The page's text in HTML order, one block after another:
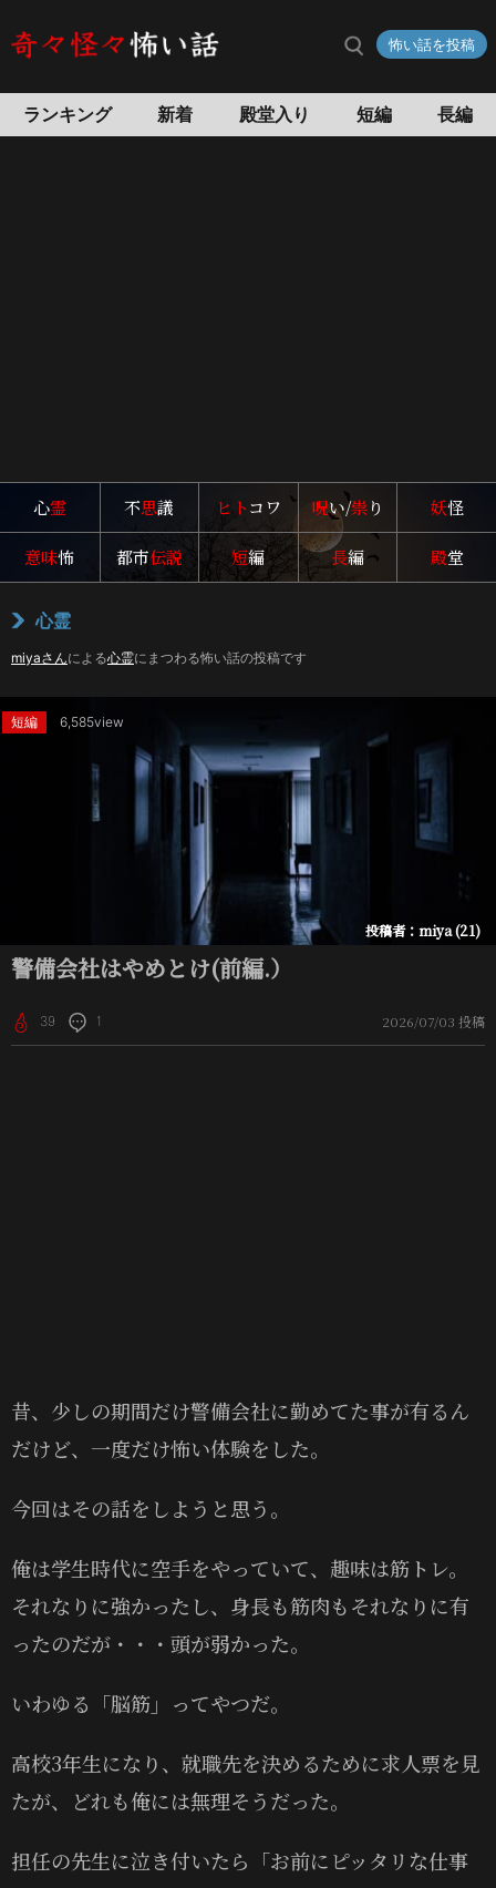
怖い話を投稿
ランキング 新着 殿堂入り 短編 長編
心霊 不思議 ヒトコワ 呪い/祟り 妖怪
意味怖 都市伝説 短編 長編 殿堂
心霊
miyaさんによる心霊にまつわる怖い話の投稿です
投稿者：miya (21)
短編 6,585view
警備会社はやめとけ(前編.）
39 1 2026/07/03 投稿
昔、少しの期間だけ警備会社に勤めてた事が有るん
だけど、一度だけ怖い体験をした。
今回はその話をしようと思う。
俺は学生時代に空手をやっていて、趣味は筋トレ。
それなりに強かったし、身長も筋肉もそれなりに有
ったのだが・・・頭が弱かった。
いわゆる「脳筋」ってやつだ。
高校3年生になり、就職先を決めるために求人票を見
たが、どれも俺には無理そうだった。
担任の先生に泣き付いたら「お前にピッタリな仕事